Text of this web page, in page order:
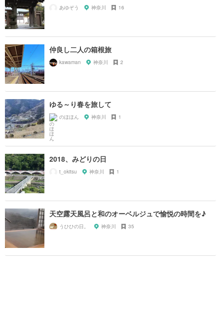
あゆぞう 神奈川 16
仲良し二人の箱根旅
kawaman 神奈川 2
ゆる～り春を旅して
のほほん 神奈川 1
2018、みどりの日
t_okitsu 神奈川 1
天空露天風呂と和のオーベルジュで愉悦の時間を♪
うひひの日。 神奈川 35